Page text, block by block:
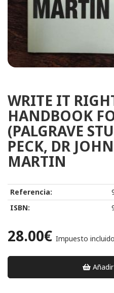
WRITE IT
HANDBOOK
(PALGRAVE
PECK, DR
MARTIN
Referencia:
ISBN:
28.00€ Impuesto incluido